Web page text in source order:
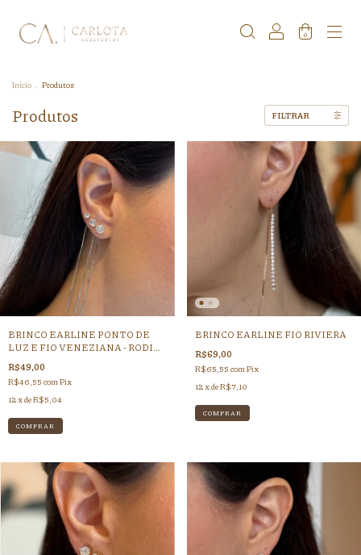
0
Início . Produtos
Produtos FILTRAR
BRINCO EARLINE PONTO DE
LUZ E FIO VENEZIANA - RODIO
BRANCO
R$49,00
R$46,55 com Pix
12 x deR$5,04
COMPRAR
BRINCO EARLINE FIO RIVIERA
R$69,00
R$65,55 com Pix
12 x deR$7,10